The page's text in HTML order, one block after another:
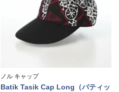
ノル キャップ
Batik Tasik Cap Long（バティッ